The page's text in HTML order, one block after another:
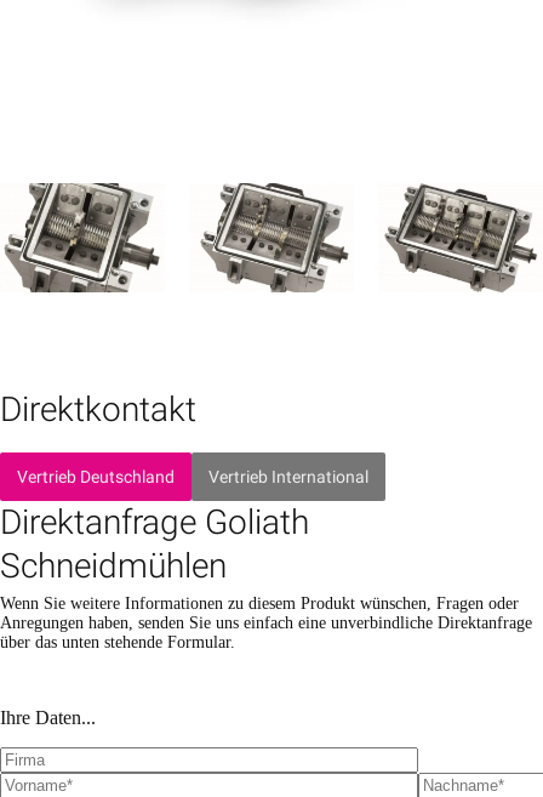
Direktkontakt
Vertrieb Deutschland Vertrieb International
Direktanfrage Goliath
Schneidmühlen
Wenn Sie weitere Informationen zu diesem Produkt wünschen, Fragen oder
Anregungen haben, senden Sie uns einfach eine unverbindliche Direktanfrage
über das unten stehende Formular.
Ihre Daten...